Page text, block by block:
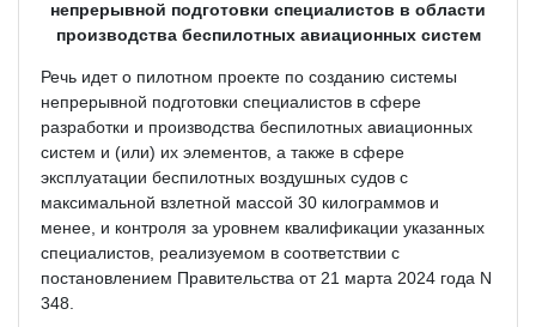
непрерывной подготовки специалистов в области
производства беспилотных авиационных систем
Речь идет о пилотном проекте по созданию системы
непрерывной подготовки специалистов в сфере
разработки и производства беспилотных авиационных
систем и (или) их элементов, а также в сфере
эксплуатации беспилотных воздушных судов с
максимальной взлетной массой 30 килограммов и
менее, и контроля за уровнем квалификации указанных
специалистов, реализуемом в соответствии с
постановлением Правительства от 21 марта 2024 года N
348.